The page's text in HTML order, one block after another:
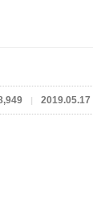
| 2019.05.17